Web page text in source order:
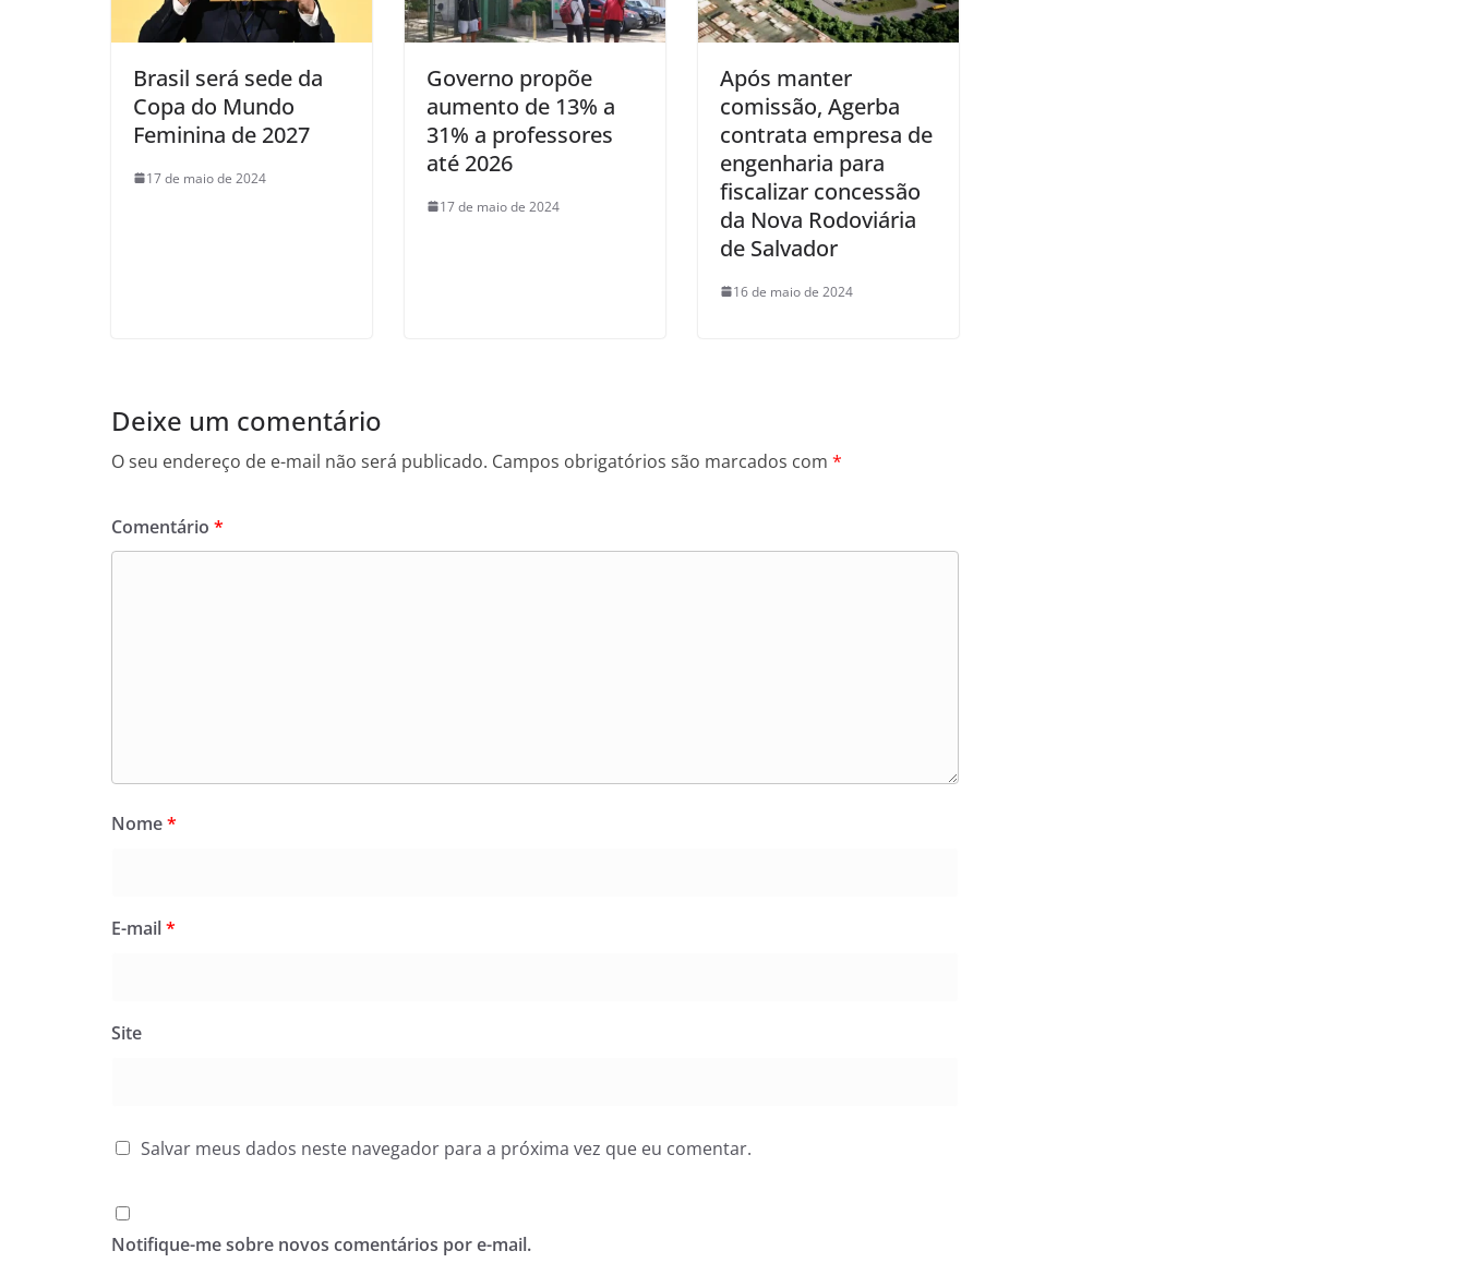
Brasil será sede da
Copa do Mundo
Feminina de 2027
17 de maio de 2024
Governo propõe
aumento de 13% a
31% a professores
até 2026
17 de maio de 2024
Após manter
comissão, Agerba
contrata empresa de
engenharia para
fiscalizar concessão
da Nova Rodoviária
de Salvador
16 de maio de 2024
Deixe um comentário
O seu endereço de e-mail não será publicado. Campos obrigatórios são marcados com *
Comentário *
Nome*
E-mail*
Site
Salvar meus dados neste navegador para a próxima vez que eu comentar.
Notifique-me sobre novos comentários por e-mail.